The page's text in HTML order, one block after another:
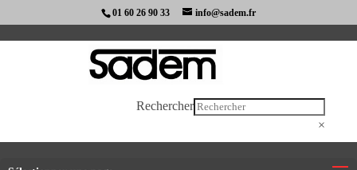
01 60 26 90 33 info@sadem.fr
Rechercher
×